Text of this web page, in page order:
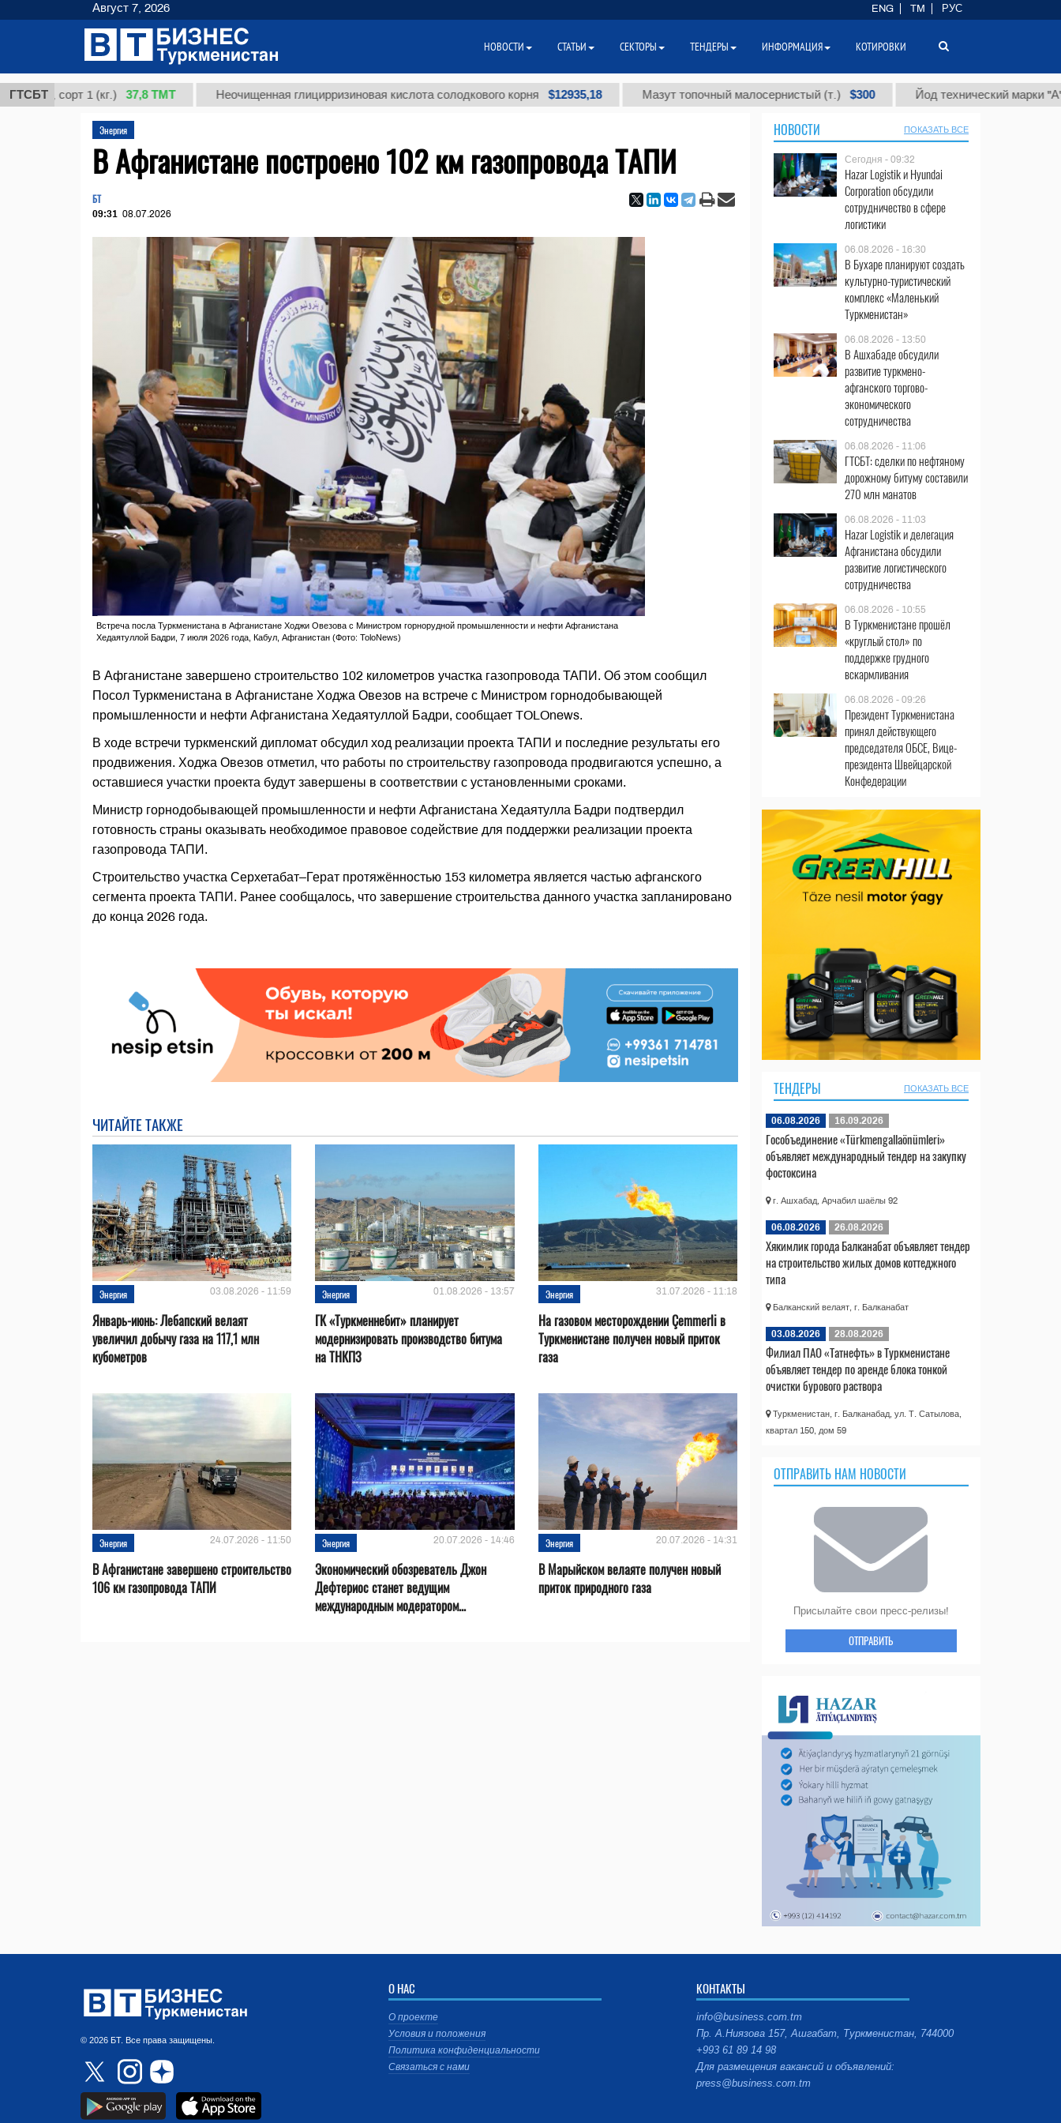
ГТСБТ
сорт 1 (кг.) 37,8 ТМТ Неочищенная глицирризиновая кислота солодкового корня $12935,18 Мазут топочный малосернистый (т.) $300 Йод технический марки "А" (т.)
Энергия
В Афганистане построено 102 км газопровода ТАПИ
БТ
09:31 08.07.2026
Встреча посла Туркменистана в Афганистане Ходжи Овезова с Министром горнорудной промышленности и нефти Афганистана
Хедаятуллой Бадри, 7 июля 2026 года, Кабул, Афганистан (Фото: ToloNews)
В Афганистане завершено строительство 102 километров участка газопровода ТАПИ. Об этом сообщил
Посол Туркменистана в Афганистане Ходжа Овезов на встрече с Министром горнодобывающей
промышленности и нефти Афганистана Хедаятуллой Бадри, сообщает TOLOnews.
В ходе встречи туркменский дипломат обсудил ход реализации проекта ТАПИ и последние результаты его
продвижения. Ходжа Овезов отметил, что работы по строительству газопровода продвигаются успешно, а
оставшиеся участки проекта будут завершены в соответствии с установленными сроками.
Министр горнодобывающей промышленности и нефти Афганистана Хедаятулла Бадри подтвердил
готовность страны оказывать необходимое правовое содействие для поддержки реализации проекта
газопровода ТАПИ.
Строительство участка Серхетабат–Герат протяжённостью 153 километра является частью афганского
сегмента проекта ТАПИ. Ранее сообщалось, что завершение строительства данного участка запланировано
до конца 2026 года.
ЧИТАЙТЕ ТАКЖЕ
Энергия 03.08.2026 - 11:59
Январь-июнь: Лебапский велаят
увеличил добычу газа на 117,1 млн
кубометров
Энергия 01.08.2026 - 13:57
ГК «Туркменнебит» планирует
модернизировать производство битума
на ТНКПЗ
Энергия 31.07.2026 - 11:18
На газовом месторождении Çemmerli в
Туркменистане получен новый приток
газа
Энергия 24.07.2026 - 11:50
В Афганистане завершено строительство
106 км газопровода ТАПИ
Энергия 20.07.2026 - 14:46
Экономический обозреватель Джон
Дефтериос станет ведущим
международным модератором...
Энергия 20.07.2026 - 14:31
В Марыйском велаяте получен новый
приток природного газа
НОВОСТИ ПОКАЗАТЬ ВСЕ
Сегодня - 09:32
Hazar Logistik и Hyundai
Corporation обсудили
сотрудничество в сфере
логистики
06.08.2026 - 16:30
В Бухаре планируют создать
культурно-туристический
комплекс «Маленький
Туркменистан»
06.08.2026 - 13:50
В Ашхабаде обсудили
развитие туркмено-
афганского торгово-
экономического
сотрудничества
06.08.2026 - 11:06
ГТСБТ: сделки по нефтяному
дорожному битуму составили
270 млн манатов
06.08.2026 - 11:03
Hazar Logistik и делегация
Афганистана обсудили
развитие логистического
сотрудничества
06.08.2026 - 10:55
В Туркменистане прошёл
«круглый стол» по
поддержке грудного
вскармливания
06.08.2026 - 09:26
Президент Туркменистана
принял действующего
председателя ОБСЕ, Вице-
президента Швейцарской
Конфедерации
ТЕНДЕРЫ ПОКАЗАТЬ ВСЕ
06.08.2026 16.09.2026
Гособъединение «Türkmengallaönümleri»
объявляет международный тендер на закупку
фостоксина
г. Ашхабад, Арчабил шаёлы 92
06.08.2026 26.08.2026
Хякимлик города Балканабат объявляет тендер
на строительство жилых домов коттеджного
типа
Балканский велаят, г. Балканабат
03.08.2026 28.08.2026
Филиал ПАО «Татнефть» в Туркменистане
объявляет тендер по аренде блока тонкой
очистки бурового раствора
Туркменистан, г. Балканабад, ул. Т. Сатылова,
квартал 150, дом 59
ОТПРАВИТЬ НАМ НОВОСТИ
Присылайте свои пресс-релизы!
ОТПРАВИТЬ
© 2026 БТ. Все права защищены.
О НАС
О проекте
Условия и положения
Политика конфиденциальности
Связаться с нами
КОНТАКТЫ
info@business.com.tm
Пр. А.Ниязова 157, Ашгабат, Туркменистан, 744000
+993 61 89 14 98
Для размещения вакансий и объявлений:
press@business.com.tm
Август 7, 2026 ENG TM РУС
НОВОСТИ СТАТЬИ СЕКТОРЫ ТЕНДЕРЫ ИНФОРМАЦИЯ КОТИРОВКИ